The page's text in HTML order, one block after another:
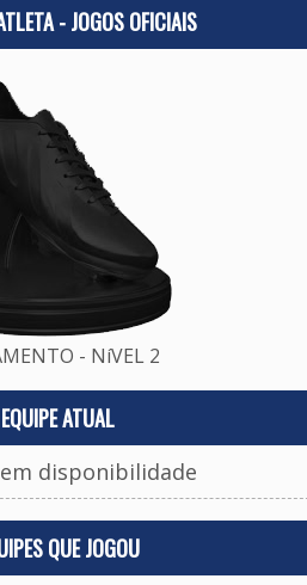
- JOGOS OFICIAIS
- NíVEL 2
EQUIPE ATUAL
disponibilidade
QUE JOGOU